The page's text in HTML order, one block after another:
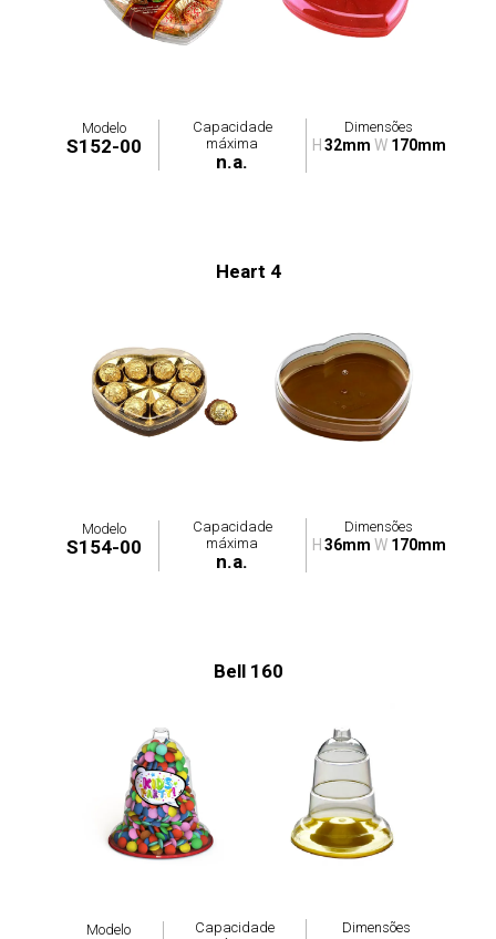
Modelo
S152-00
Capacidade
máxima
n.a.
Dimensões
H 32mm W 170mm
Heart 4
Modelo
S154-00
Capacidade
máxima
n.a.
Dimensões
H 36mm W 170mm
Bell 160
Modelo
Capacidade
Dimensões